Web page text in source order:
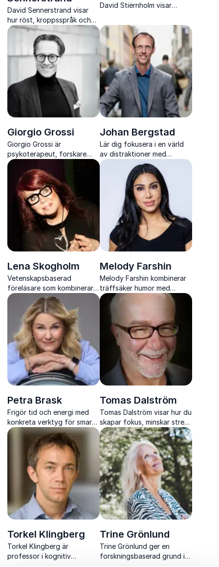
David Sennerstrand visar
hur röst, kroppsspråk och
teknik används strategiskt
för att skapa tydlig
kommunikation, stärkt
trovärdighet och hållbar
David Stiernholm visar
och en lyckad arbetsplats.
Giorgio Grossi
Giorgio Grossi är
psykoterapeut, forskare
och stresspecialist som ger
konkreta verktyg för att
förstå, förebygga och
hantera stress i arbete och
vardag
Johan Bergstad
Lär dig fokusera i en värld
av distraktioner med
psykologen och författaren
Johan Bergstad
Lena Skogholm
Vetenskapsbaserad
föreläsare som kombinerar
hjärnforskning med konkreta
verktyg för bättre
bemötande, ledarskap och
hållbart arbetsliv.
Melody Farshin
Melody Farshin kombinerar
träffsäker humor med
viktiga samhällsfrågor och
visar hur skratt kan öppna
Petra Brask
Frigör tid och energi med
konkreta verktyg för smart
planering, tydliga
prioriteringar och hållbar
effektivitet i vardagen.
Tomas Dalström
Tomas Dalström visar hur du
skapar fokus, minskar stress
och använder hjärnans
kapacitet fullt ut med hjälp
av kognitiv ergonomi.
Torkel Klingberg
Torkel Klingberg är
professor i kognitiv
Trine Grönlund
Trine Grönlund ger en
forskningsbaserad grund i